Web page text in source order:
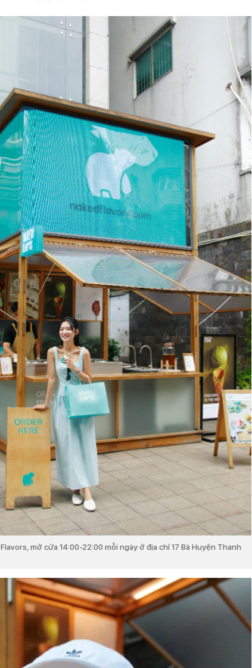
mở cửa 14:00-22:00 mỗi ngày ở địa chỉ 17 Bà Huyện Thanh